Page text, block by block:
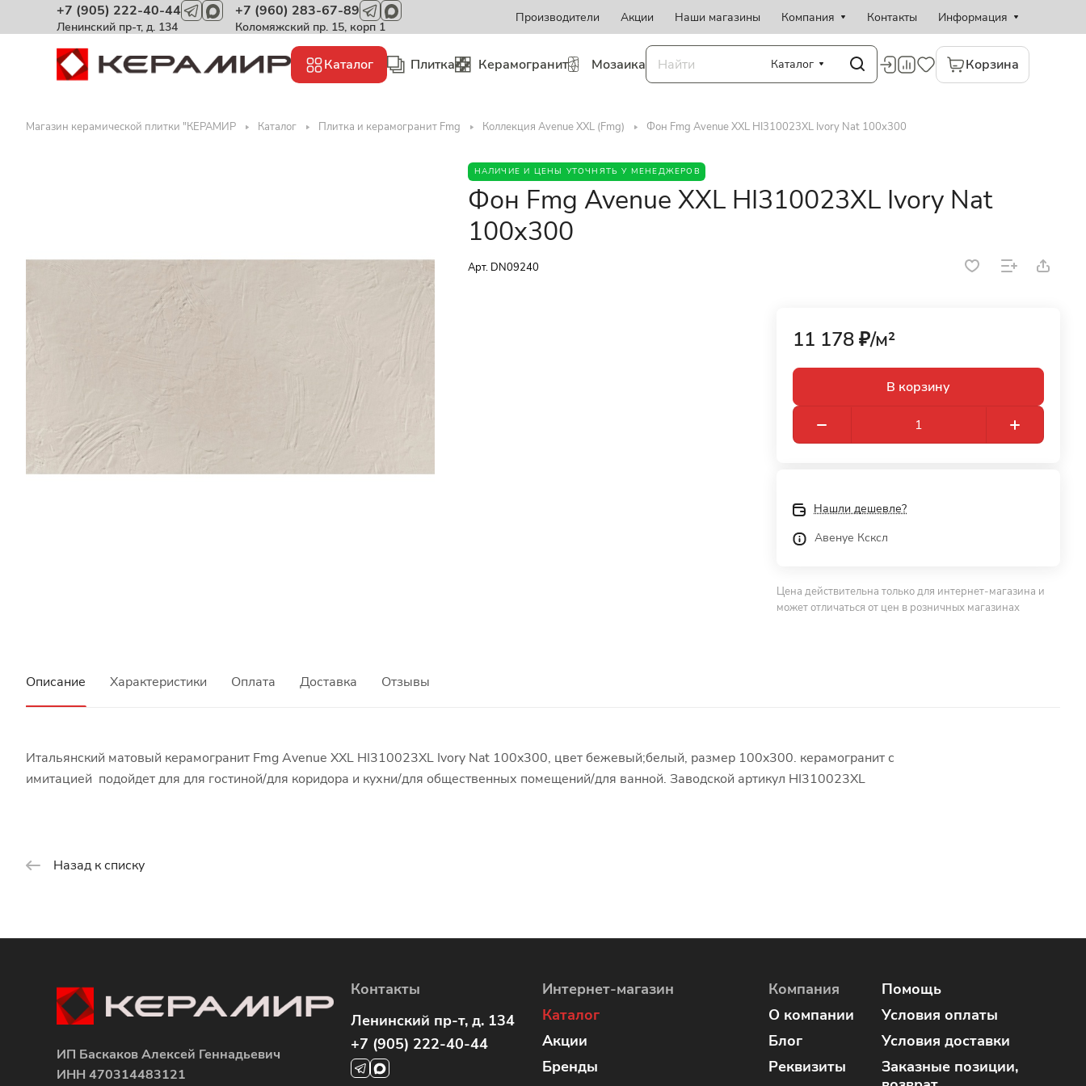
+7 (905) 222-40-44
Ленинский пр-т, д. 134
+7 (960) 283-67-89
Коломяжский пр. 15, корп 1
Производители Акции Наши магазины Компания Контакты Информация
Каталог Плитка Керамогранит Мозаика Каталог Корзина
Магазин керамической плитки "КЕРАМИР Каталог Плитка и керамогранит Fmg Коллекция Avenue XXL (Fmg) Фон Fmg Avenue XXL HI310023XL Ivory Nat 100x300
НАЛИЧИЕ И ЦЕНЫ УТОЧНЯТЬ У МЕНЕДЖЕРОВ
Фон Fmg Avenue XXL HI310023XL Ivory Nat
100x300
Арт. DN09240
11 178 ₽/м²
В корзину
Нашли дешевле?
Авенуе Ксксл
Цена действительна только для интернет-магазина и
может отличаться от цен в розничных магазинах
Описание Характеристики Оплата Доставка Отзывы
Итальянский матовый керамогранит Fmg Avenue XXL HI310023XL Ivory Nat 100x300, цвет бежевый;белый, размер 100x300. керамогранит с
имитацией подойдет для для гостиной/для коридора и кухни/для общественных помещений/для ванной. Заводской артикул HI310023XL
Назад к списку
ИП Баскаков Алексей Геннадьевич
ИНН 470314483121
Контакты
Ленинский пр-т, д. 134
+7 (905) 222-40-44
Интернет-магазин
Каталог
Акции
Бренды
Компания
О компании
Блог
Реквизиты
Помощь
Условия оплаты
Условия доставки
Заказные позиции,